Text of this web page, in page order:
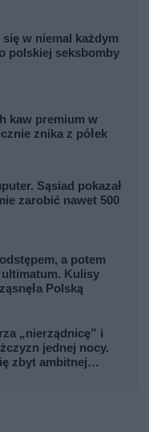
w niemal każdym
polskiej seksbomby
kaw premium w
znika z półek
Sąsiad pokazał
zarobić nawet 500
a potem
Kulisy
Polską
„nierządnicę” i
jednej nocy.
zbyt ambitnej